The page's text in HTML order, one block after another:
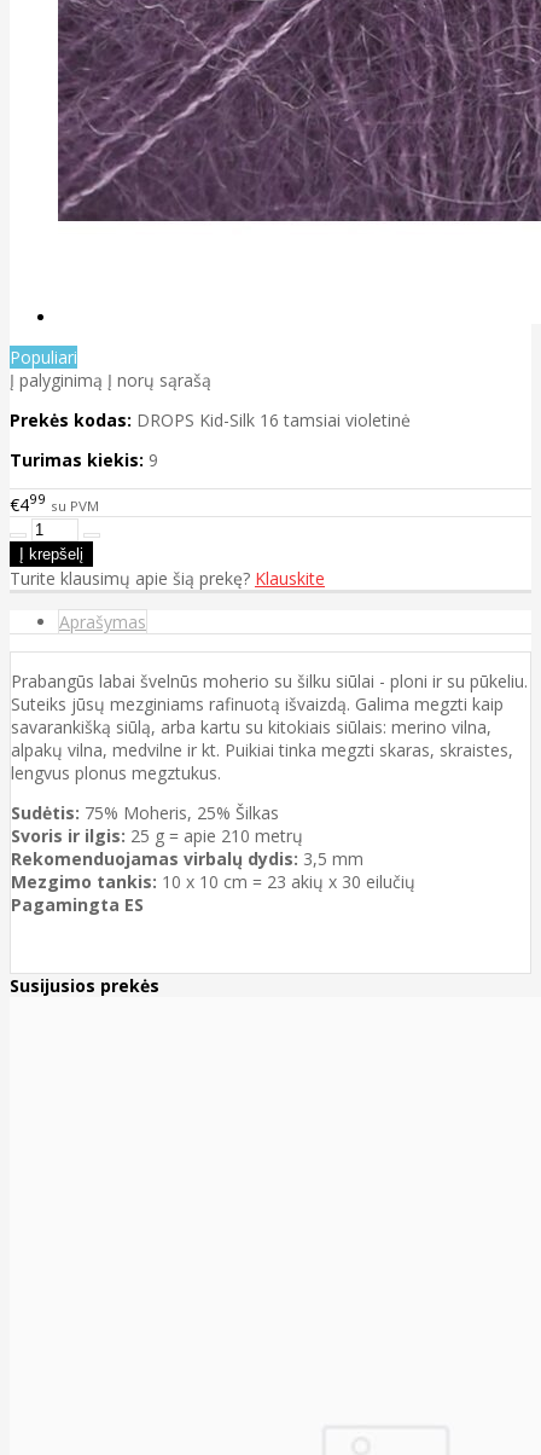
Populiari
Į palyginimą Į norų sąrašą
Prekės kodas: DROPS Kid-Silk 16 tamsiai violetinė
Turimas kiekis: 9
€499 su PVM
Turite klausimų apie šią prekę? Klauskite
Aprašymas
Prabangūs labai švelnūs moherio su šilku siūlai - ploni ir su pūkeliu.
Suteiks jūsų mezginiams rafinuotą išvaizdą. Galima megzti kaip
savarankišką siūlą, arba kartu su kitokiais siūlais: merino vilna,
alpakų vilna, medvilne ir kt. Puikiai tinka megzti skaras, skraistes,
lengvus plonus megztukus.
Sudėtis: 75% Moheris, 25% Šilkas
Svoris ir ilgis: 25 g = apie 210 metrų
Rekomenduojamas virbalų dydis: 3,5 mm
Mezgimo tankis: 10 x 10 cm = 23 akių x 30 eilučių
Pagamingta ES
Susijusios prekės